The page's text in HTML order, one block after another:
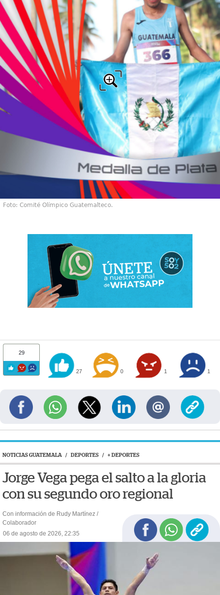
Foto: Comité Olímpico Guatemalteco.
29
27 0 1 1
NOTICIAS GUATEMALA / DEPORTES / + DEPORTES
Jorge Vega pega el salto a la gloria
con su segundo oro regional
Con información de Rudy Martínez /
Colaborador
06 de agosto de 2026, 22:35